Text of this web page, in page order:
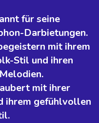
für seine
Darbietungen.
mit ihrem
Stil und ihren
mit ihrer
ihrem gefühlvollen